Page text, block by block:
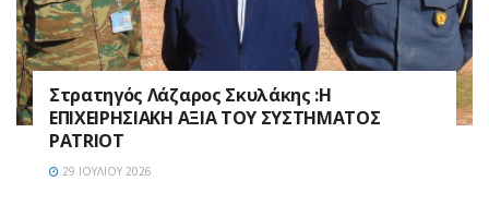
Στρατηγός Λάζαρος Σκυλάκης :Η
ΕΠΙΧΕΙΡΗΣΙΑΚΗ ΑΞΙΑ ΤΟΥ ΣΥΣΤΗΜΑΤΟΣ
PATRIOT
29 ΙΟΥΛΊΟΥ 2026